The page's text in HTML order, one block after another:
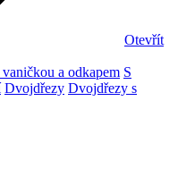
Otevřít
vaničkou a odkapem S
Dvojdřezy Dvojdřezy s